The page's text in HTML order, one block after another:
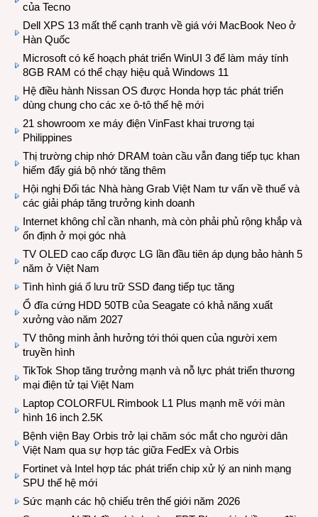
của Tecno
Dell XPS 13 mất thế cạnh tranh về giá với MacBook Neo ở
Hàn Quốc
Microsoft có kế hoạch phát triển WinUI 3 để làm máy tính
8GB RAM có thể chạy hiệu quả Windows 11
Hệ điều hành Nissan OS được Honda hợp tác phát triển
dùng chung cho các xe ô-tô thế hệ mới
21 showroom xe máy điện VinFast khai trương tại
Philippines
Thị trường chip nhớ DRAM toàn cầu vẫn đang tiếp tục khan
hiếm đẩy giá bộ nhớ tăng thêm
Hội nghị Đối tác Nhà hàng Grab Việt Nam tư vấn về thuế và
các giải pháp tăng trưởng kinh doanh
Internet không chỉ cần nhanh, mà còn phải phủ rộng khắp và
ổn định ở mọi góc nhà
TV OLED cao cấp được LG lần đầu tiên áp dụng bảo hành 5
năm ở Việt Nam
Tình hình giá ổ lưu trữ SSD đang tiếp tục tăng
Ổ đĩa cứng HDD 50TB của Seagate có khả năng xuất
xưởng vào năm 2027
TV thông minh ảnh hưởng tới thói quen của người xem
truyền hình
TikTok Shop tăng trưởng mạnh và nỗ lực phát triển thương
mại điện tử tại Việt Nam
Laptop COLORFUL Rimbook L1 Plus mạnh mẽ với màn
hình 16 inch 2.5K
Bệnh viện Bay Orbis trở lại chăm sóc mắt cho người dân
Việt Nam qua sự hợp tác giữa FedEx và Orbis
Fortinet và Intel hợp tác phát triển chip xử lý an ninh mạng
SPU thế hệ mới
Sức mạnh các hộ chiếu trên thế giới năm 2026